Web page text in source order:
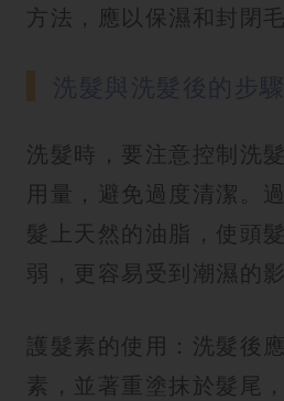
方法，應以保濕和封閉
洗髮時，要注意控制洗
用量，避免過度清潔。
髮上天然的油脂，使頭
弱，更容易受到潮濕的影
護髮素的使用：洗髮後
素，並著重塗抹於髮尾